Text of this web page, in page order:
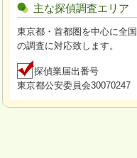
主な探偵調査エリア
東京都・首都圏を中心に全国
の調査に対応致します。
探偵業届出番号
東京都公安委員会30070247